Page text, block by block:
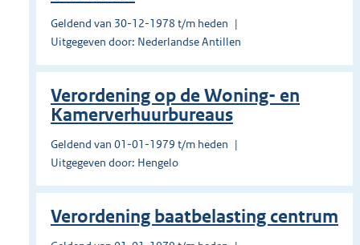
Geldend van 30-12-1978 t/m heden
Uitgegeven door: Nederlandse Antillen
Verordening op de Woning- en
Kamerverhuurbureaus
Geldend van 01-01-1979 t/m heden
Uitgegeven door: Hengelo
Verordening baatbelasting centrum